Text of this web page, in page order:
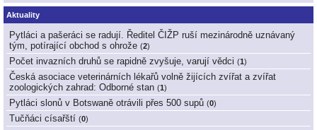
Aktuality
Pytláci a pašeráci se radují. Ředitel ČIŽP ruší mezinárodně uznávaný
tým, potírající obchod s ohrože (2)
Počet invazních druhů se rapidně zvyšuje, varují vědci (1 )
Česká asociace veterinárních lékařů volně žijících zvířat a zvířat
zoologických zahrad: Odborné stan (1 )
Pytláci slonů v Botswaně otrávili přes 500 supů (0)
Tučňáci císařští (0)